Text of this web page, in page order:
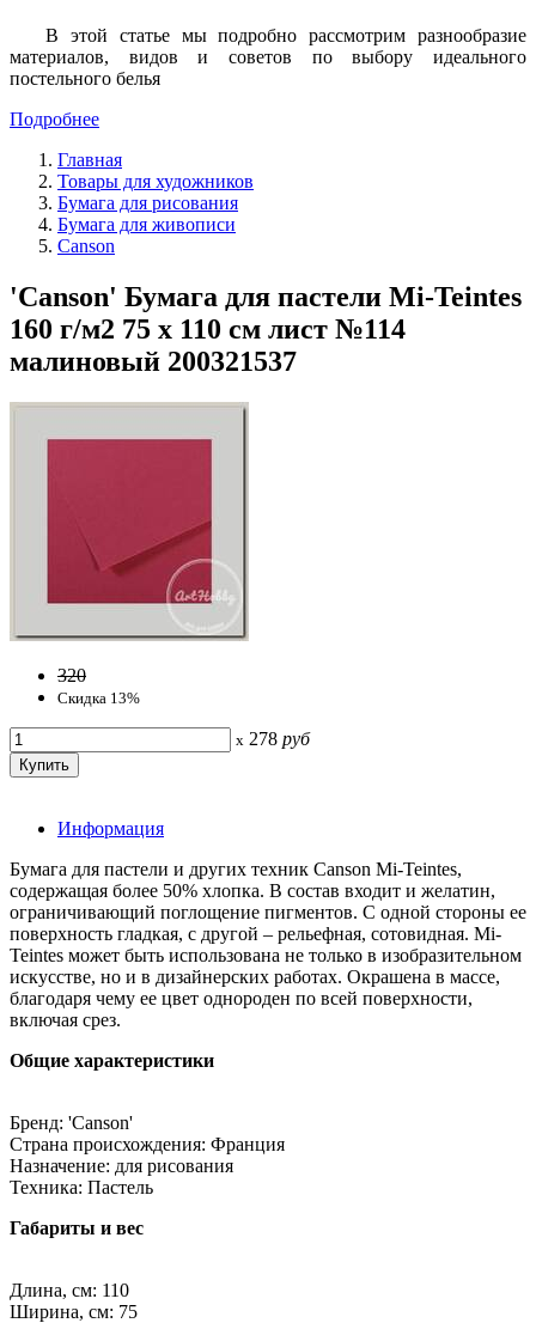
В этой статье мы подробно рассмотрим разнообразие
материалов, видов и советов по выбору идеального
постельного белья
Подробнее
Главная
Товары для художников
Бумага для рисования
Бумага для живописи
Canson
'Canson' Бумага для пастели Mi-Teintes
160 г/м2 75 х 110 см лист №114
малиновый 200321537
320
Скидка 13%
x 278 руб
Информация
Бумага для пастели и других техник Canson Mi-Teintes,
содержащая более 50% хлопка. В состав входит и желатин,
ограничивающий поглощение пигментов. С одной стороны ее
поверхность гладкая, с другой – рельефная, сотовидная. Mi-
Teintes может быть использована не только в изобразительном
искусстве, но и в дизайнерских работах. Окрашена в массе,
благодаря чему ее цвет однороден по всей поверхности,
включая срез.
Общие характеристики
Бренд: 'Canson'
Страна происхождения: Франция
Назначение: для рисования
Техника: Пастель
Габариты и вес
Длина, см: 110
Ширина, см: 75